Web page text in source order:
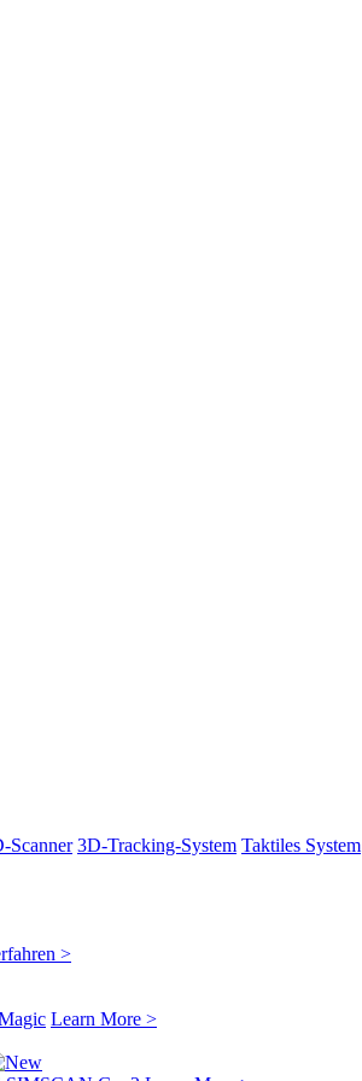
Scanner 3D-Tracking-System Taktiles System
>
Learn More >